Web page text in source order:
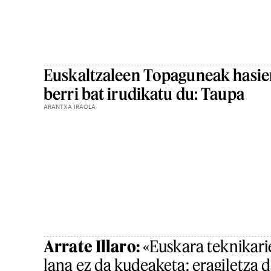
Euskaltzaleen Topaguneak
berri bat irudikatu du: Taupa
ARANTXA IRAOLA
Arrate Illaro:«Euskara
lana ez da kudeaketa: eragiletza